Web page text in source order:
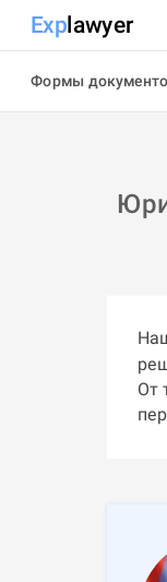
Explawyer
Формы
От